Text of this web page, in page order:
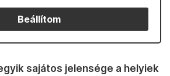
Beállítom
sajátos jelensége a helyiek